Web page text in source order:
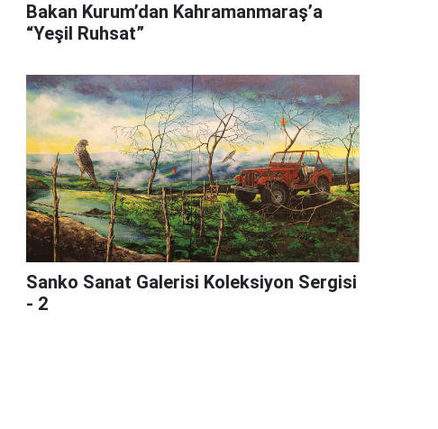
Bakan Kurum’dan Kahramanmaraş’a
“Yeşil Ruhsat”
Sanko Sanat Galerisi Koleksiyon Sergisi
- 2